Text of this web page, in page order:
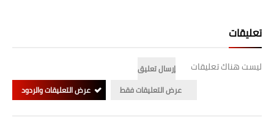
تعليقات
ليست هناك تعليقات
إرسال تعليق
عرض التعليقات فقط
عرض التعليقات والردود